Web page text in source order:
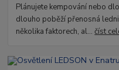
Plánujete kempování nebo
dlouho poběží přenosná
několika faktorech, al...číst